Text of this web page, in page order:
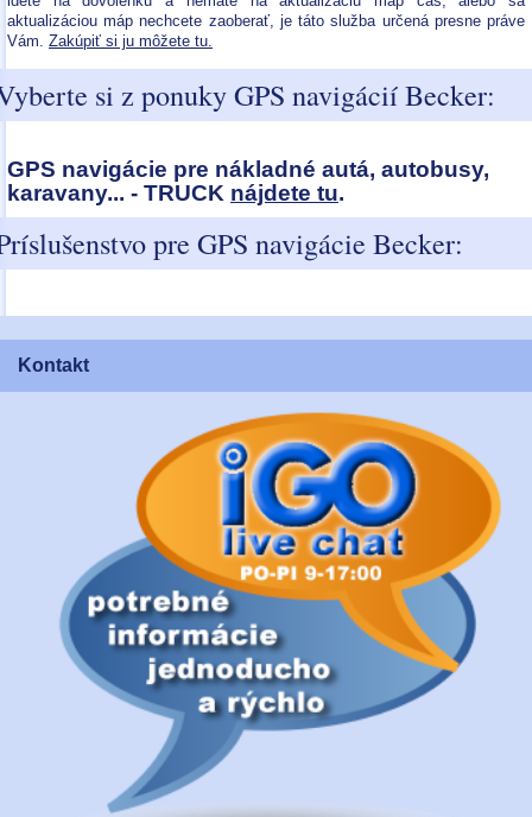
aktualizáciou máp nechcete zaoberať, je táto služba určená presne práve
Vám. Zakúpiť si ju môžete tu.
si z ponuky GPS navigácií Becker:
GPS navigácie pre nákladné autá, autobusy,
karavany... - TRUCK nájdete tu.
pre GPS navigácie Becker:
Kontakt